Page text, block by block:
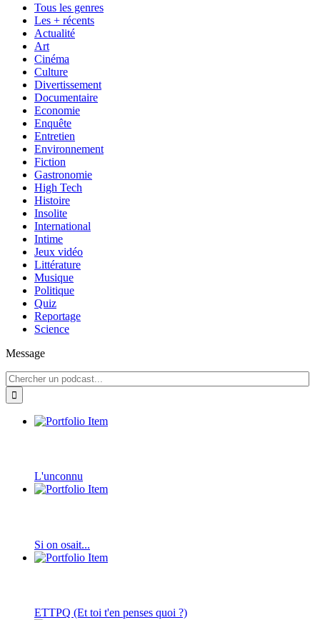
Tous les genres
Les + récents
Actualité
Art
Cinéma
Culture
Divertissement
Documentaire
Economie
Enquête
Entretien
Environnement
Fiction
Gastronomie
High Tech
Histoire
Insolite
International
Intime
Jeux vidéo
Littérature
Musique
Politique
Quiz
Reportage
Science
Message
L'unconnu
Si on osait...
ETTPQ (Et toi t'en penses quoi ?)